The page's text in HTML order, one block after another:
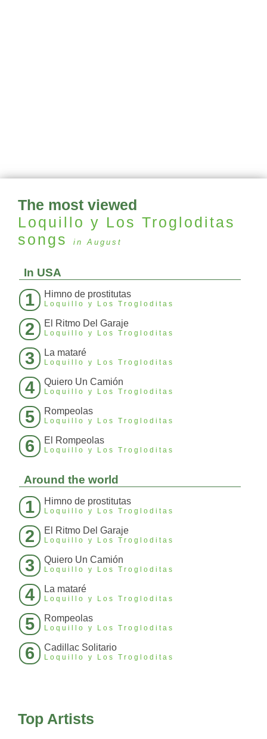
The most viewed
Loquillo y Los Trogloditas
songs
in August
In USA
1 Himno de prostitutas
Loquillo y Los Trogloditas
2 El Ritmo Del Garaje
Loquillo y Los Trogloditas
3 La mataré
Loquillo y Los Trogloditas
4 Quiero Un Camión
Loquillo y Los Trogloditas
5 Rompeolas
Loquillo y Los Trogloditas
6 El Rompeolas
Loquillo y Los Trogloditas
Around the world
1 Himno de prostitutas
Loquillo y Los Trogloditas
2 El Ritmo Del Garaje
Loquillo y Los Trogloditas
3 Quiero Un Camión
Loquillo y Los Trogloditas
4 La mataré
Loquillo y Los Trogloditas
5 Rompeolas
Loquillo y Los Trogloditas
6 Cadillac Solitario
Loquillo y Los Trogloditas
Top Artists